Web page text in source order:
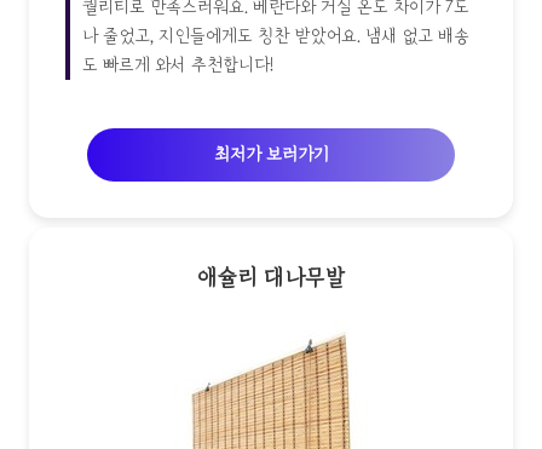
퀄리티로 만족스러워요. 베란다와 거실 온도 차이가 7도
나 줄었고, 지인들에게도 칭찬 받았어요. 냄새 없고 배송
도 빠르게 와서 추천합니다!
최저가 보러가기
애슐리 대나무발